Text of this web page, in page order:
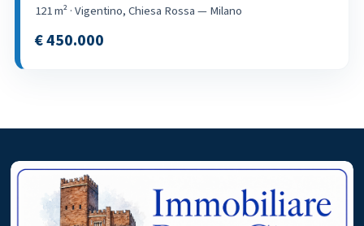
121 m² · Vigentino, Chiesa Rossa — Milano
€ 450.000